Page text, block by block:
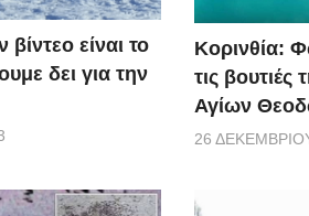
είναι το
δει για την
Κορινθία:
τις
Αγίων
26